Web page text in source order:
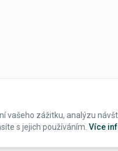
vašeho zážitku, analýzu
s jejich používáním. Více